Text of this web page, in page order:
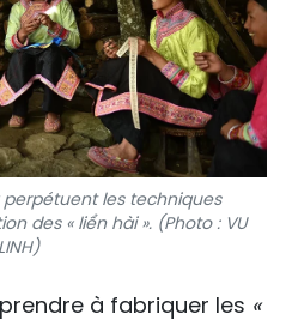
les techniques
des « liển hài ». (Photo : VU
LINH)
à fabriquer les «